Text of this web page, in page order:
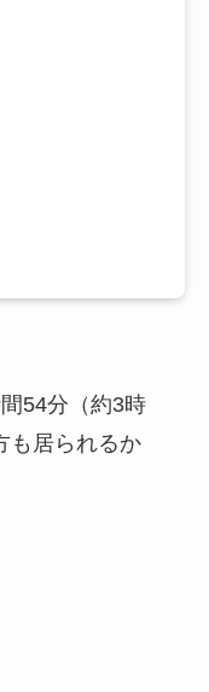
54分（約3時
も居られるか